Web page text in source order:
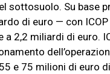
sottosuolo. Su base
di euro — con
2,2 miliardi di euro.
e 75 milioni di euro